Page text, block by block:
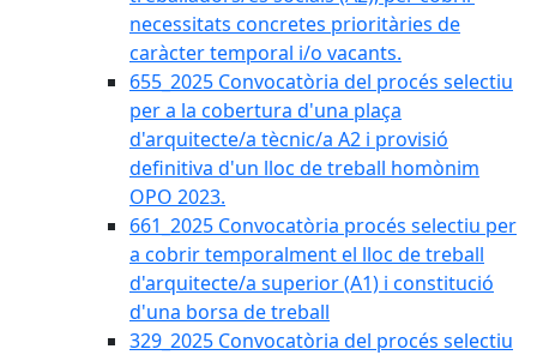
necessitats concretes prioritàries de
caràcter temporal i/o vacants.
655_2025 Convocatòria del procés selectiu
per a la cobertura d'una plaça
d'arquitecte/a tècnic/a A2 i provisió
definitiva d'un lloc de treball homònim
OPO 2023.
661_2025 Convocatòria procés selectiu per
a cobrir temporalment el lloc de treball
d'arquitecte/a superior (A1) i constitució
d'una borsa de treball
329_2025 Convocatòria del procés selectiu